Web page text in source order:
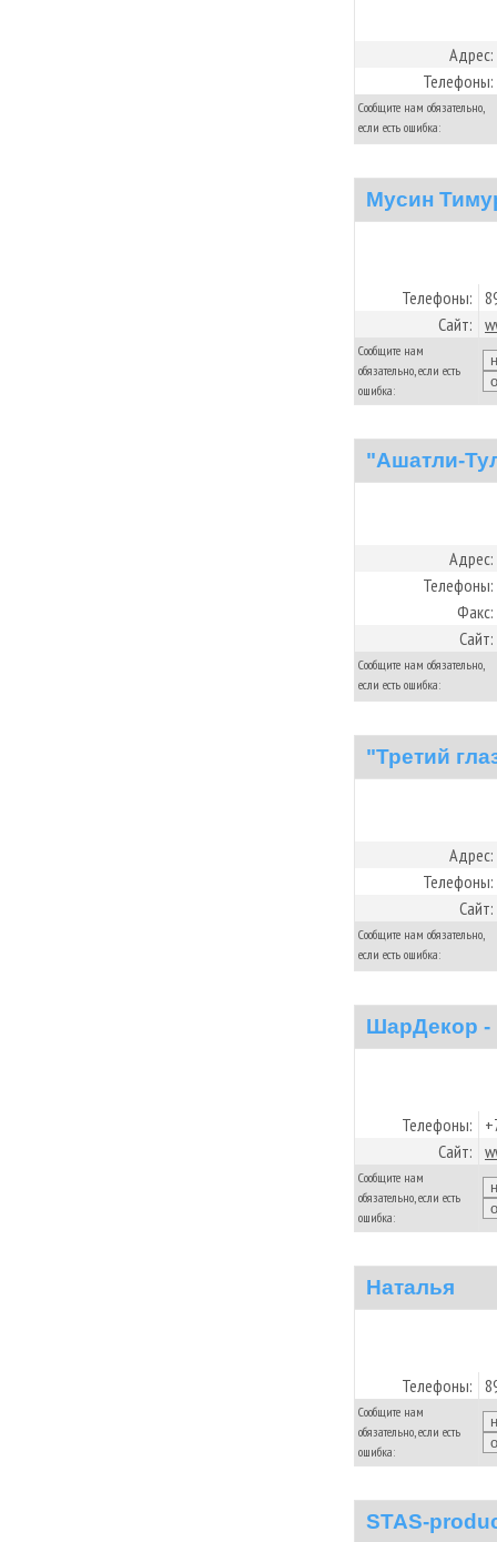
Адрес:
Телефоны:
Сообщите нам обязательно,
если есть ошибка:
Мусин
Телефоны:
Сайт:
Сообщите нам
обязательно, если есть
ошибка:
"Ашатли-
Адрес:
Телефоны:
Факс:
Сайт:
Сообщите нам обязательно,
если есть ошибка:
"Третий
Адрес:
Телефоны:
Сайт:
Сообщите нам обязательно,
если есть ошибка:
ШарДекор -
Телефоны:
Сайт:
Сообщите нам
обязательно, если есть
ошибка:
Наталья
Телефоны:
Сообщите нам
обязательно, если есть
ошибка:
STAS-